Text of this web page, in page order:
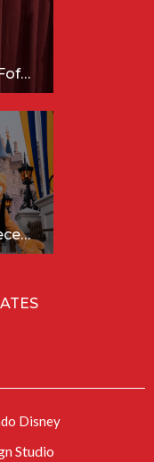
A Festa de Halloween Mais Fofa da Disney Está Chegando!
As perguntas que eu mais recebo sobre a Disney (e as respostas mais sinceras!)
Disney
Studio